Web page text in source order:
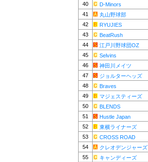
40
D-Minors
41
丸山野球部
42
RYUJIES
43
BeatRush
44
江戸川野球団OZ
45
Selvins
46
神田川メイツ
47
ジョルターヘッズ
48
Braves
49
マジェスティーズ
50
BLENDS
51
Hustle Japan
52
東横ライナーズ
53
CROSS ROAD
54
クレオデンジャーズ
55
キャンディーズ